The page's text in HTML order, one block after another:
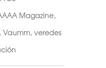
Magazine,
, Vaumm, veredes